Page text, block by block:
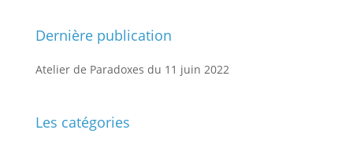
Dernière publication
Atelier de Paradoxes du 11 juin 2022
Les catégories